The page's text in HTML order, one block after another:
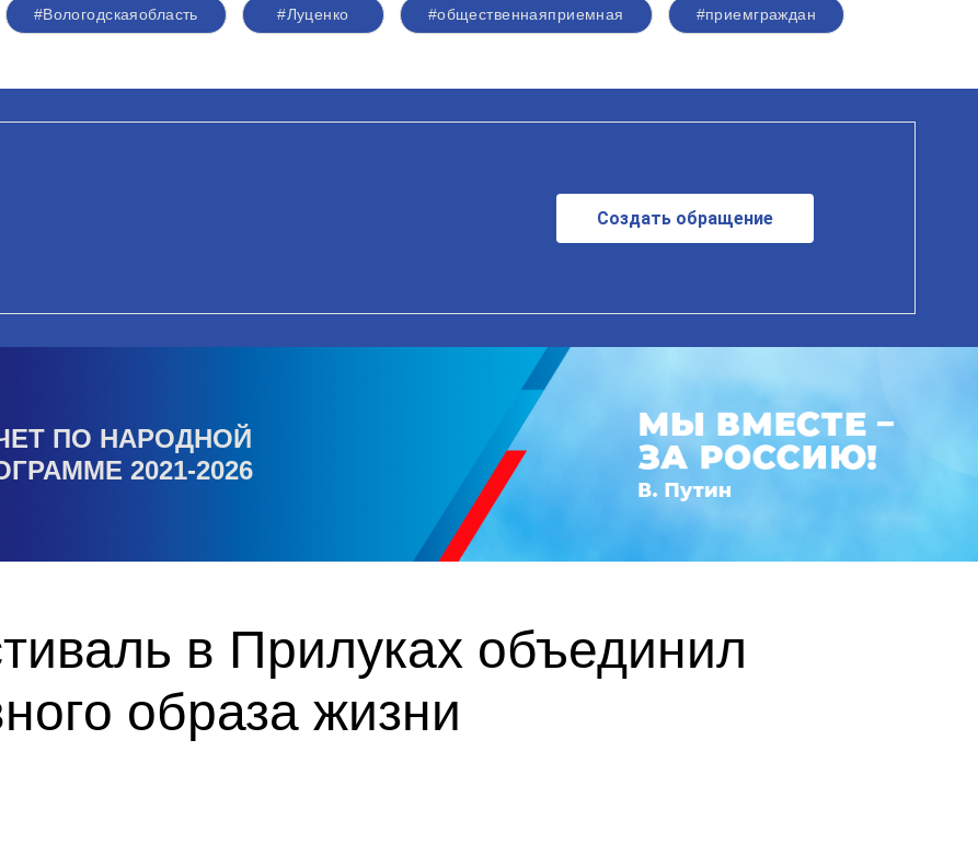
#Вологодскаяобласть #Луценко #общественнаяприемная #приемграждан
Создать обращение
ПО НАРОДНОЙ
2021-2026
в Прилуках объединил
образа жизни